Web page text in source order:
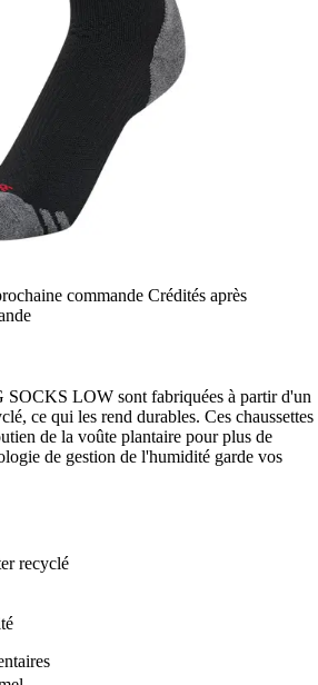
commande Crédités après
LOW sont fabriquées à partir d'un
ce qui les rend durables. Ces chaussettes
de la voûte plantaire pour plus de
de gestion de l'humidité garde vos
recyclé